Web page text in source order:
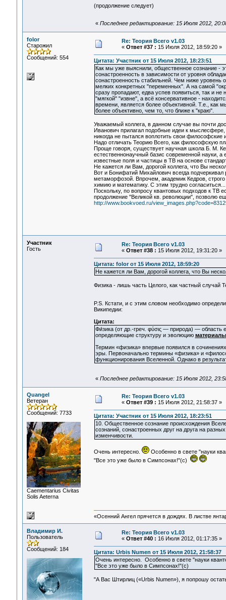
(продолжение следует)
« Последнее редактирование: 15 Июля 2012,
folor
Старожил
Сообщений: 554
Re: Теория Всего v1.03
« Ответ #37 : 15 Июля 2012, 18:59:20 »
Цитата: Участник от 15 Июля 2012, 18:23:51
Как мы уже выяснили, общественное сознание -
сонастроенность в зависимости от уровня
сонастроенность стабильней. Чем ниже
мелких конкретных "переменных". А на самой
сразу пропадают, едва успев появиться, так и
"мягкой" "извне", а всё консервативное -
времени, является более объективной. Т.е., как
более объективно, чем то, что ближе к "краю".
Уважаемый коллега, в данном случае вы почти
Иванович прилагал подобные идеи к
никогда не пытался воплотить свои философские
Надо отличать Теорию Всего, как философскую
Проще говоря, существует научная школа Б. М.
естественнонаучный базис современной науки,
известные поля и частицы в ТВ на основе
Не кажется ли Вам, дорогой коллега, что Вы
Вот и Бонифатий Михайлович всегда
метаморфозой. Впрочем, академик Кедров,
химию и математику. С этим трудно согласиться...
Поскольку, по вопросу квантовых подходов к ТВ
продолжение "Великой кв. революции", позволю
http://www.bookvoed.ru/
Участник
Гость
Re: Теория Всего v1.03
« Ответ #38 : 15 Июля 2012, 19:31:20 »
Цитата: folor от 15 Июля 2012, 18:59:20
Не кажется ли Вам, дорогой коллега, что Вы
Физика - лишь часть Целого, как частный случай
P.S. Кстати, и с этим словом необходимо
Википедии:
Цитата:
Фи́зика (от др.-греч. φύσις — природа) —
определяющие структуру и эволюцию
Термин «физика» впервые появился в
эры. Первоначально термины «физика» и
функционирования Вселенной. Однако в
« Последнее редактирование: 15 Июля 2012,
Quangel
Ветеран
Сообщений: 7733
Сaementarius Civitas
Solis Aeterna
Re: Теория Всего v1.03
« Ответ #39 : 15 Июля 2012, 21:58:37 »
Цитата: Участник от 15 Июля 2012, 18:23:51
10. Общественное сознание происхождения
сознаний, сонастроенных друг на друга на
изменчивости.
Очень интересно.
Особенно в свете "науки
"Все это уже было в Симпсонах!"(с)
«Осенний Ангел прячется в дождях. В листве
Владимир И.
Пользователь
Сообщений: 184
Re: Теория Всего v1.03
« Ответ #40 : 16 Июля 2012, 01:17:35 »
Цитата: Urbis Numen от 15 Июля 2012, 21:58:37
Очень интересно. Особенно в свете "науки
"Все это уже было в Симпсонах!"(с)
"А Вас Штирлиц («Urbis Numen»), я попрошу